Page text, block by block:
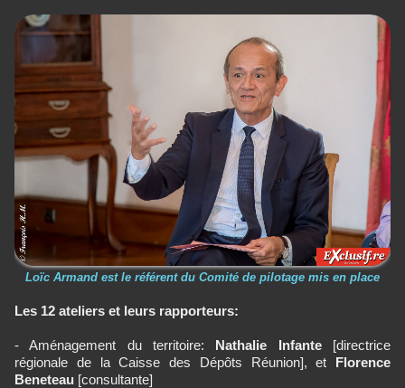
Loïc Armand est le référent du Comité de pilotage mis en place
Les 12 ateliers et leurs rapporteurs:
- Aménagement du territoire: Nathalie Infante [directrice
régionale de la Caisse des Dépôts Réunion], et Florence
Beneteau [consultante]